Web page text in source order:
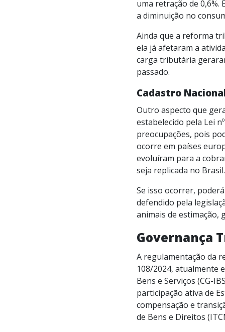
uma retração de
a diminuição no
Ainda que a reforma
ela já afetaram a
carga tributária
passado.
Cadastro
Outro aspecto que
estabelecido pela Lei
preocupações, pois
ocorre em países
evoluíram para a
seja replicada no Brasil.
Se isso ocorrer,
defendido pela
animais de estimação,
Governança
A regulamentação da
108/2024, atualmente
Bens e Serviços (CG-
participação ativa de
compensação e
de Bens e Direitos